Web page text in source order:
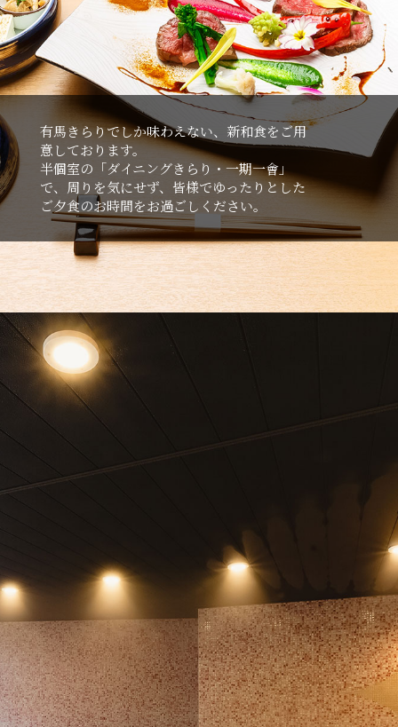
有⾺きらりでしか味わえない、新和⾷をご⽤
意しております。
半個室の「ダイニングきらり・⼀期⼀會」
で、周りを気にせず、皆様でゆったりとした
ご⼣⾷のお時間をお過ごしください。